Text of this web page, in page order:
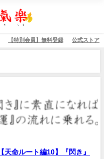
【特別会員】無料登録 公式ストア
【天命ルート編10】『閃き』